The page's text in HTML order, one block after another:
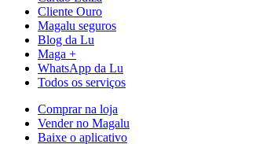
Cliente Ouro
Magalu seguros
Blog da Lu
Maga +
WhatsApp da Lu
Todos os serviços
Comprar na loja
Vender no Magalu
Baixe o aplicativo